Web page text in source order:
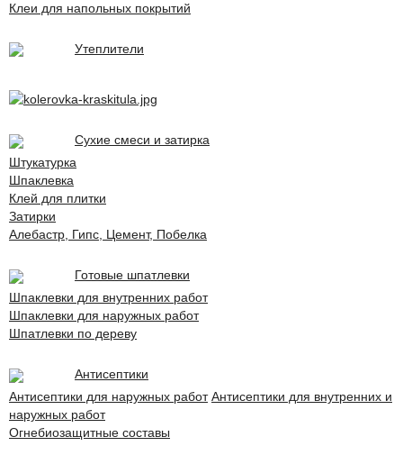
Клеи для напольных покрытий
Утеплители
Сухие смеси и затирка
Штукатурка
Шпаклевка
Клей для плитки
Затирки
Алебастр, Гипс, Цемент, Побелка
Готовые шпатлевки
Шпаклевки для внутренних работ
Шпаклевки для наружных работ
Шпатлевки по дереву
Антисептики
Антисептики для наружных работ Антисептики для внутренних и
наружных работ
Огнебиозащитные составы